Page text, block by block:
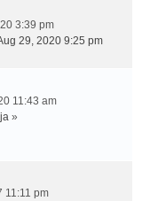
3:39 pm
29, 2020 9:25 pm
11:43 am
»
11:11 pm